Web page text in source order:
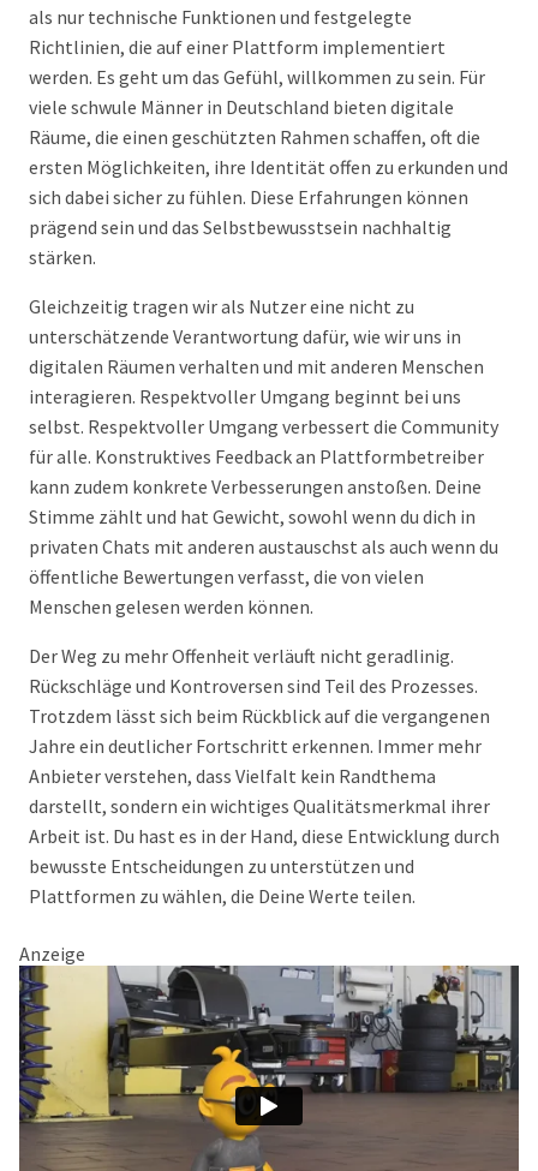
als nur technische Funktionen und festgelegte
Richtlinien, die auf einer Plattform implementiert
werden. Es geht um das Gefühl, willkommen zu sein. Für
viele schwule Männer in Deutschland bieten digitale
Räume, die einen geschützten Rahmen schaffen, oft die
ersten Möglichkeiten, ihre Identität offen zu erkunden und
sich dabei sicher zu fühlen. Diese Erfahrungen können
prägend sein und das Selbstbewusstsein nachhaltig
stärken.
Gleichzeitig tragen wir als Nutzer eine nicht zu
unterschätzende Verantwortung dafür, wie wir uns in
digitalen Räumen verhalten und mit anderen Menschen
interagieren. Respektvoller Umgang beginnt bei uns
selbst. Respektvoller Umgang verbessert die Community
für alle. Konstruktives Feedback an Plattformbetreiber
kann zudem konkrete Verbesserungen anstoßen. Deine
Stimme zählt und hat Gewicht, sowohl wenn du dich in
privaten Chats mit anderen austauschst als auch wenn du
öffentliche Bewertungen verfasst, die von vielen
Menschen gelesen werden können.
Der Weg zu mehr Offenheit verläuft nicht geradlinig.
Rückschläge und Kontroversen sind Teil des Prozesses.
Trotzdem lässt sich beim Rückblick auf die vergangenen
Jahre ein deutlicher Fortschritt erkennen. Immer mehr
Anbieter verstehen, dass Vielfalt kein Randthema
darstellt, sondern ein wichtiges Qualitätsmerkmal ihrer
Arbeit ist. Du hast es in der Hand, diese Entwicklung durch
bewusste Entscheidungen zu unterstützen und
Plattformen zu wählen, die Deine Werte teilen.
Anzeige